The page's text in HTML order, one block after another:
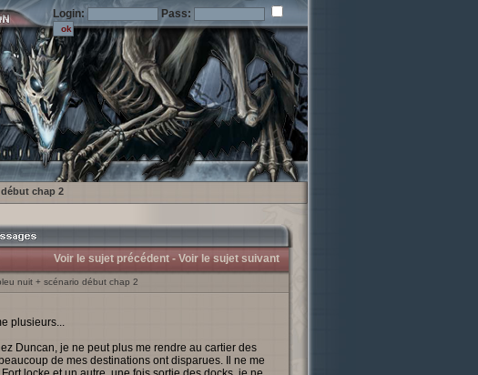
Login: Pass:
chap 2
Voir le sujet précédent - Voir le sujet suivant
nuit + scénario début chap 2
plusieurs...
Duncan, je ne peut plus me rendre au cartier des
de mes destinations ont disparues. Il ne me